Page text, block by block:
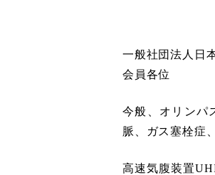
一般社団法人日
会員各位
今般、オリンパ
脈、ガス塞栓症
高速気腹装置